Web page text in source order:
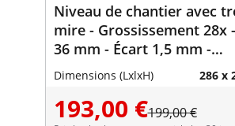
Niveau de chantier avec
mire - Grossissement 28x
36 mm - Écart 1,5 mm -
Compensateur à
magnétique
Dimensions (LxlxH) 286 x
193,00 €199,00 €